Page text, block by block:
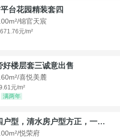
台花园精装套四
锦官天宸
元/m²
好楼层套三诚意出售
喜悦美麓
元/m²
满两年
悦荣府套四户型，清水房户型方正，一口价94，8
悦荣府